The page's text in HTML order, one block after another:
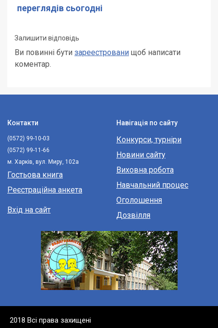
переглядів сьогодні
Залишити відповідь
Ви повинні бути зареестровани щоб написати
коментар.
Навігація по сайту
Конкурси, турніри
Новини сайту
Виховна робота
Навчальний процес
Оголошення
Дозвілля
Контакти
(0572) 99-10-03
(0572) 99-11-66
м. Харків, вул. Миру, 102а
Гостьова книга
Реєстраційна анкета
Вхід на сайт
2018 Всі права захищені